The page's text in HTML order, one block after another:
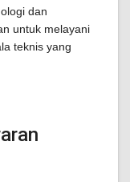
dan
untuk melayani
teknis yang